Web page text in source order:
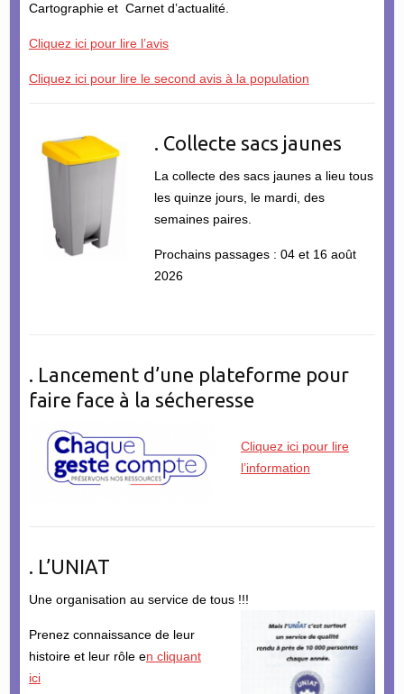
Cartographie et Carnet d’actualité.
Cliquez ici pour lire l’avis
Cliquez ici pour lire le second avis à la population
. Collecte sacs jaunes
La collecte des sacs jaunes a lieu tous
les quinze jours, le mardi, des
semaines paires.
Prochains passages : 04 et 16 août
2026
. Lancement d’une plateforme pour
faire face à la sécheresse
Cliquez ici pour lire
l’information
. L’UNIAT
Une organisation au service de tous !!!
Prenez connaissance de leur
histoire et leur rôle en cliquant
ici